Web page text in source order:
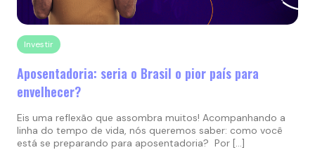
Investir
Aposentadoria: seria o Brasil o pior país para
envelhecer?
Eis uma reflexão que assombra muitos! Acompanhando a
linha do tempo de vida, nós queremos saber: como você
está se preparando para aposentadoria? Por […]